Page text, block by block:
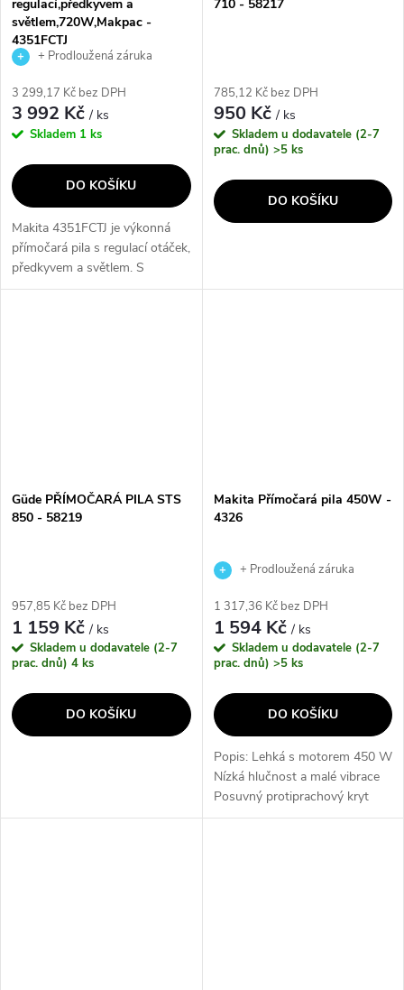
regulací,předkyvem a
světlem,720W,Makpac -
4351FCTJ
+ Prodloužená záruka
3 299,17 Kč bez DPH
3 992 Kč/ ks
Skladem 1 ks
DO KOŠÍKU
Makita 4351FCTJ je výkonná
přímočará pila s regulací otáček,
předkyvem a světlem. S
výkonem 720W a možností
710 - 58217
785,12 Kč bez DPH
950 Kč/ ks
Skladem u dodavatele (2-7
prac. dnů) >5 ks
DO KOŠÍKU
Güde PŘÍMOČARÁ PILA STS
850 - 58219
957,85 Kč bez DPH
1 159 Kč/ ks
Skladem u dodavatele (2-7
prac. dnů) 4 ks
DO KOŠÍKU
Makita Přímočará pila 450W -
4326
+ Prodloužená záruka
1 317,36 Kč bez DPH
1 594 Kč/ ks
Skladem u dodavatele (2-7
prac. dnů) >5 ks
DO KOŠÍKU
Popis: Lehká s motorem 450 W
Nízká hlučnost a malé vibrace
Posuvný protiprachový kryt